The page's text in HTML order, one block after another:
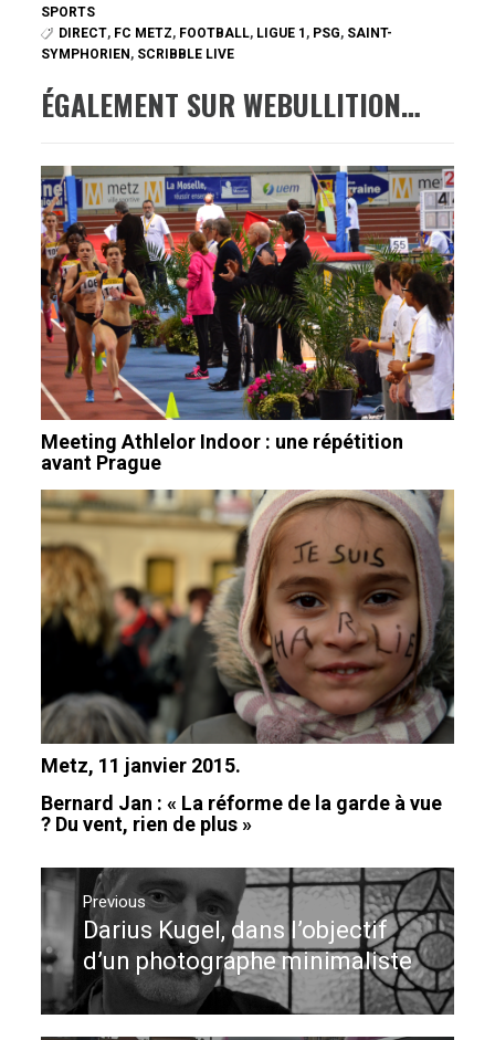
SPORTS
DIRECT, FC METZ, FOOTBALL, LIGUE 1 , PSG, SAINT-
SYMPHORIEN , SCRIBBLE LIVE
ÉGALEMENT SUR WEBULLITION…
Meeting Athlelor Indoor : une répétition
avant Prague
Metz, 11 janvier 2015.
Bernard Jan : « La réforme de la garde à vue
? Du vent, rien de plus »
Navigation
de
l’article
Previous
Previous
post:
Darius Kugel, dans l’objectif
d’un photographe minimaliste